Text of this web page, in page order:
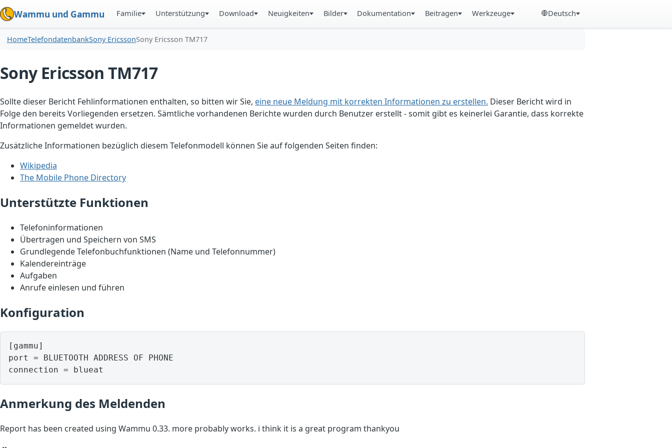
Wammu und Gammu Familie Unterstützung Download Neuigkeiten Bilder Dokumentation Beitragen Werkzeuge Deutsch
HomeTelefondatenbankSony EricssonSony Ericsson TM717
Sony Ericsson TM717
Sollte dieser Bericht Fehlinformationen enthalten, so bitten wir Sie, eine neue Meldung mit korrekten Informationen zu erstellen. Dieser Bericht wird in
Folge den bereits Vorliegenden ersetzen. Sämtliche vorhandenen Berichte wurden durch Benutzer erstellt - somit gibt es keinerlei Garantie, dass korrekte
Informationen gemeldet wurden.
Zusätzliche Informationen bezüglich diesem Telefonmodell können Sie auf folgenden Seiten finden:
Wikipedia
The Mobile Phone Directory
Unterstützte Funktionen
Telefoninformationen
Übertragen und Speichern von SMS
Grundlegende Telefonbuchfunktionen (Name und Telefonnummer)
Kalendereinträge
Aufgaben
Anrufe einlesen und führen
Konfiguration
[gammu]
port = BLUETOOTH ADDRESS OF PHONE
Anmerkung des Meldenden
Report has been created using Wammu 0.33. more probably works. i think it is a great program thankyou